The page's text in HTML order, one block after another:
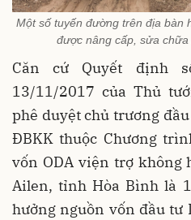
Một số tuyến đường trên địa bàn
được nâng cấp, sửa chữa
Căn cứ Quyết định
13/11/2017 của Thủ
phê duyệt chủ trương
ĐBKK thuộc Chương
vốn ODA viện trợ không
Ailen, tỉnh Hòa Bình là
hưởng nguồn vốn đầu tư